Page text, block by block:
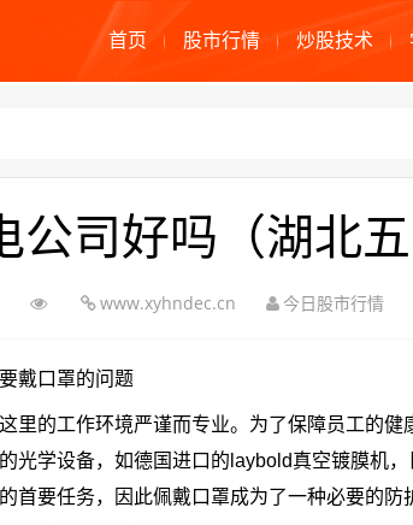
首页 股市行情 炒股技术
公司好吗（湖北五
www.xyhndec.cn 今日股市行情
戴口罩的问题
里的工作环境严谨而专业。为了保障员工的
光学设备，如德国进口的laybold真空镀膜机
首要任务，因此佩戴口罩成为了一种必要的防